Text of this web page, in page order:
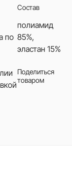
по
Состав
полиамид
85%,
эластан 15%
Поделиться
товаром